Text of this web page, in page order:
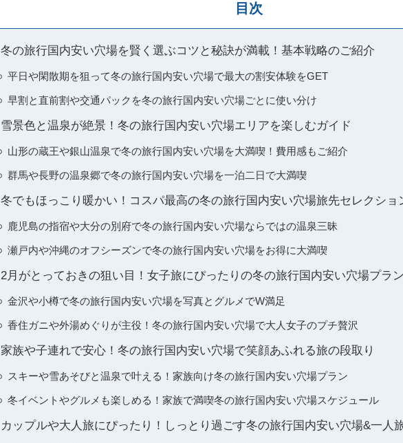
目次
冬の旅行国内安い穴場を賢く選ぶコツと秘訣が満載！基本戦略のご紹介
平日や閑散期を狙って冬の旅行国内安い穴場で最大の割安体験をGET
早割と直前割や交通パックを冬の旅行国内安い穴場ごとに使い分け
雪景色と温泉が絶景！冬の旅行国内安い穴場エリアを楽しむガイド
山形の蔵王や銀山温泉で冬の旅行国内安い穴場を大満喫！費用感もご紹介
群馬や長野の温泉郷で冬の旅行国内安い穴場を一泊二日で大満喫
冬でもほっこり暖かい！コスパ最高の冬の旅行国内安い穴場旅先セレクショ
鹿児島の指宿や大分の別府で冬の旅行国内安い穴場ならではの温泉三昧
瀬戸内や沖縄のオフシーズンで冬の旅行国内安い穴場をお得に大満喫
2月がとっておきの狙い目！女子旅にぴったりの冬の旅行国内安い穴場プラン
金沢や小樽で冬の旅行国内安い穴場を写真とグルメでW満足
香住ガニや外湯めぐりが主役！冬の旅行国内安い穴場で大人女子のプチ贅沢
家族や子連れで安心！冬の旅行国内安い穴場で笑顔あふれる旅の段取り
スキーや雪あそびと温泉で叶える！家族向け冬の旅行国内安い穴場プラン
冬イベントやグルメも楽しめる！家族で満喫冬の旅行国内安い穴場スケジュール
カップルや大人旅にぴったり！しっとり過ごす冬の旅行国内安い穴場&一人